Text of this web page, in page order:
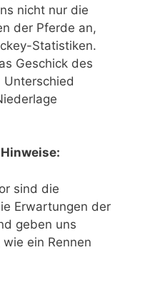
nicht nur die
der Pferde an,
Statistiken.
Geschick des
Unterschied
sind die
Erwartungen der
geben uns
ein Rennen